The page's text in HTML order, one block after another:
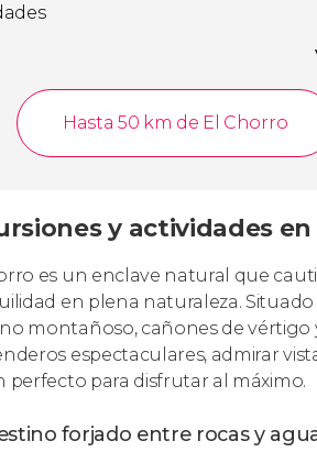
Hasta 50 km de El Chorro
y actividades
es un enclave natural que
en plena naturaleza.
montañoso, cañones de vértigo
espectaculares, admirar
perfecto para disfrutar al máximo.
forjado entre rocas y